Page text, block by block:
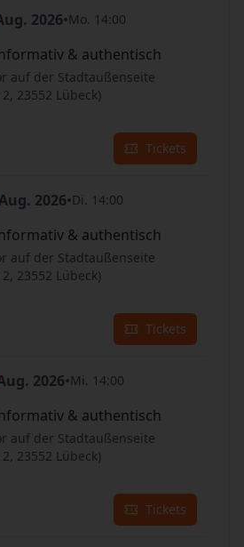
2026•Mo. 14:00
& authentisch
auf der Stadtaußenseite
23552 Lübeck)
Tickets
2026•Di. 14:00
& authentisch
auf der Stadtaußenseite
23552 Lübeck)
Tickets
2026•Mi. 14:00
& authentisch
auf der Stadtaußenseite
23552 Lübeck)
Tickets